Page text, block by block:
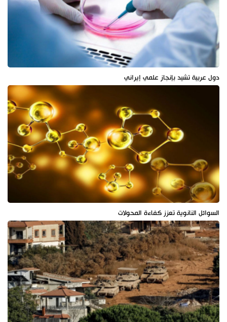
دول عربية تشيد بإنجاز علمي إيراني
السوائل النانوية تعزز كفاءة المحولات